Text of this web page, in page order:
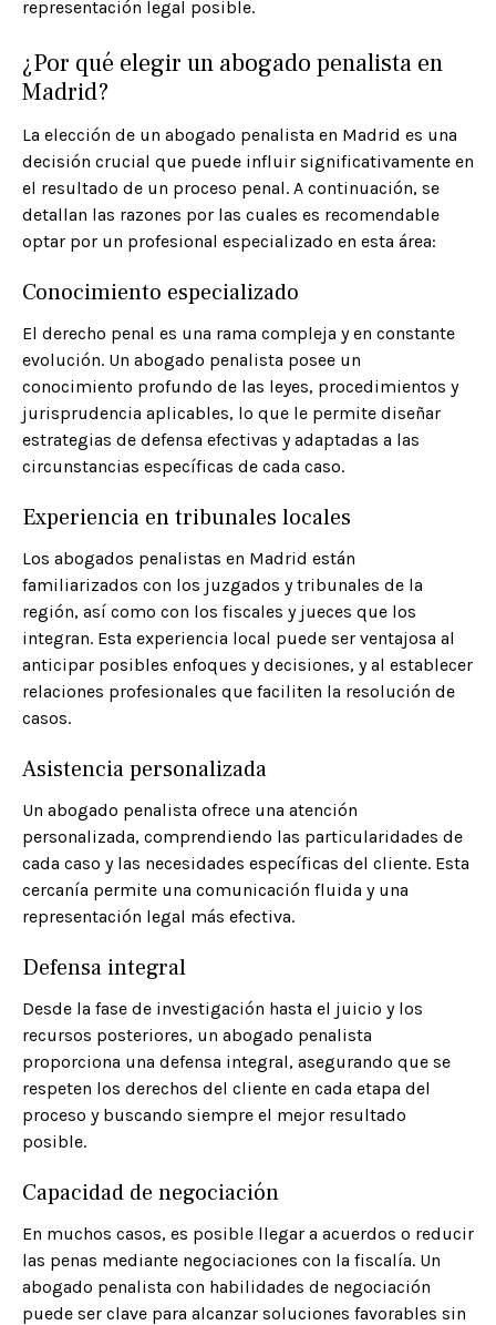
representación legal posible.​
¿Por qué elegir un abogado penalista en
Madrid?
La elección de un abogado penalista en Madrid es una
decisión crucial que puede influir significativamente en
el resultado de un proceso penal. A continuación, se
detallan las razones por las cuales es recomendable
optar por un profesional especializado en esta área:​
Conocimiento especializado
El derecho penal es una rama compleja y en constante
evolución. Un abogado penalista posee un
conocimiento profundo de las leyes, procedimientos y
jurisprudencia aplicables, lo que le permite diseñar
estrategias de defensa efectivas y adaptadas a las
circunstancias específicas de cada caso.​
Experiencia en tribunales locales
Los abogados penalistas en Madrid están
familiarizados con los juzgados y tribunales de la
región, así como con los fiscales y jueces que los
integran. Esta experiencia local puede ser ventajosa al
anticipar posibles enfoques y decisiones, y al establecer
relaciones profesionales que faciliten la resolución de
casos.​
Asistencia personalizada
Un abogado penalista ofrece una atención
personalizada, comprendiendo las particularidades de
cada caso y las necesidades específicas del cliente. Esta
cercanía permite una comunicación fluida y una
representación legal más efectiva.​
Defensa integral
Desde la fase de investigación hasta el juicio y los
recursos posteriores, un abogado penalista
proporciona una defensa integral, asegurando que se
respeten los derechos del cliente en cada etapa del
proceso y buscando siempre el mejor resultado
posible.​
Capacidad de negociación
En muchos casos, es posible llegar a acuerdos o reducir
las penas mediante negociaciones con la fiscalía. Un
abogado penalista con habilidades de negociación
puede ser clave para alcanzar soluciones favorables sin